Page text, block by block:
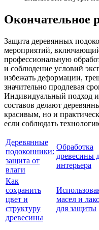
Окончательное
Защита деревянных
мероприятий,
профессиональную
и соблюдение условий
избежать деформации,
значительно продлевая
Индивидуальный подход
составов делают
красивым, но и
если соблюдать
Деревянные
подоконники:
защита от
влаги
Обработка
древесины
интерьера
Как
сохранить
цвет и
структуру
древесины
масел и
для защиты